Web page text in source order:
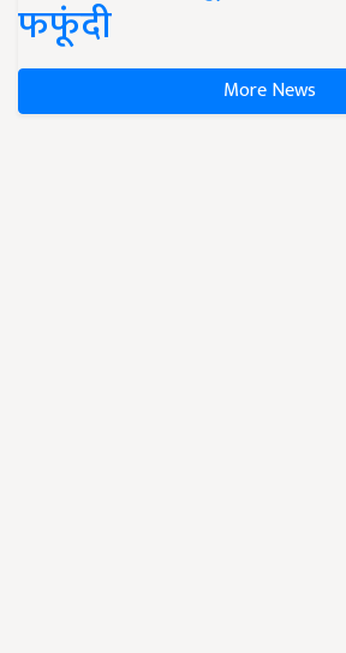
फफूंदी
More News